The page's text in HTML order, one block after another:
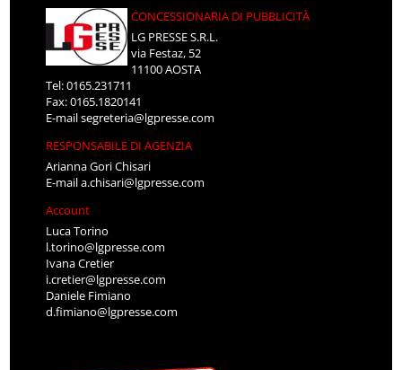
CONCESSIONARIA DI PUBBLICITÀ
LG PRESSE S.R.L.
via Festaz, 52
11100 AOSTA
Tel: 0165.231711
Fax: 0165.1820141
E-mailsegreteria@lgpresse.com
RESPONSABILE DI AGENZIA
Arianna Gori Chisari
E-maila.chisari@lgpresse.com
Account
Luca Torino
l.torino@lgpresse.com
Ivana Cretier
i.cretier@lgpresse.com
Daniele Fimiano
d.fimiano@lgpresse.com